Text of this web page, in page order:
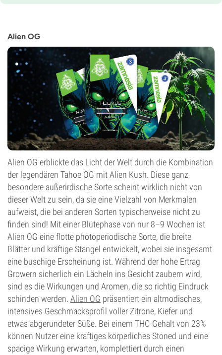
9-10 wochen
0-1%
Blütentyp
Photoperiodisch
Alien OG
Alien OG erblickte das Licht der Welt durch die Kombination
der legendären Tahoe OG mit Alien Kush. Diese ganz
besondere außerirdische Sorte scheint wirklich nicht von
dieser Welt zu sein, da sie eine Vielzahl von Merkmalen
aufweist, die bei anderen Sorten typischerweise nicht zu
finden sind! Mit einer Blütephase von nur 8–9 Wochen ist
Alien OG eine flotte photoperiodische Sorte, die breite
Blätter und kräftige Stängel entwickelt, wobei sie insgesamt
eine buschige Erscheinung ist. Während der hohe Ertrag
Growern sicherlich ein Lächeln ins Gesicht zaubern wird,
sind es die Wirkungen und Aromen, die so richtig Eindruck
schinden werden. Alien OG präsentiert ein altmodisches,
intensives Geschmacksprofil voller Zitrone, Kiefer und
etwas abgerundeter Süße. Bei einem THC-Gehalt von 23%
können Nutzer eine kräftiges körperliches Stoned und eine
spacige Wirkung erwarten, komplettiert durch einen